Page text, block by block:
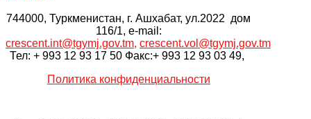
744000, Туркменистан, г. Ашхабат, ул.2022 дом
116/1, e-mail:
crescent.int@tgymj.gov.tm, crescent.vol@tgymj.gov.tm
Тел: + 993 12 93 17 50 Факс:+ 993 12 93 03 49,
Политика конфиденциальности